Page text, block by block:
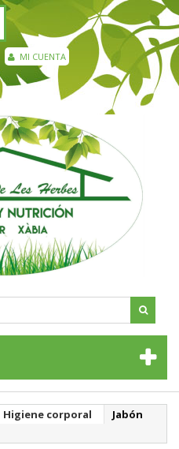
MI CUENTA
Higiene corporal
Jabón